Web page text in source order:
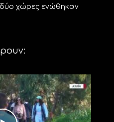
δύο χώρες ενώθηκαν